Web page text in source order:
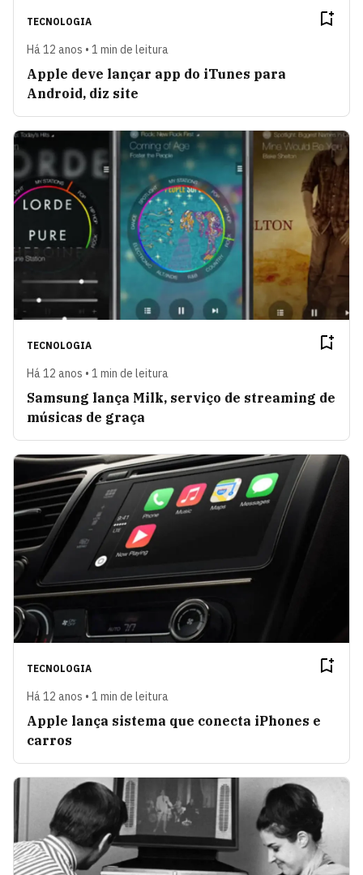
TECNOLOGIA
Há 12 anos • 1 min de leitura
Apple deve lançar app do iTunes para
Android, diz site
TECNOLOGIA
Há 12 anos • 1 min de leitura
Samsung lança Milk, serviço de streaming de
músicas de graça
TECNOLOGIA
Há 12 anos • 1 min de leitura
Apple lança sistema que conecta iPhones e
carros